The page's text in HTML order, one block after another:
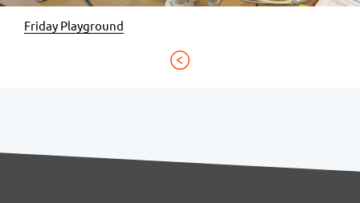
Friday Playground